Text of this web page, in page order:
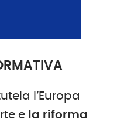
l’Europa
e la riforma